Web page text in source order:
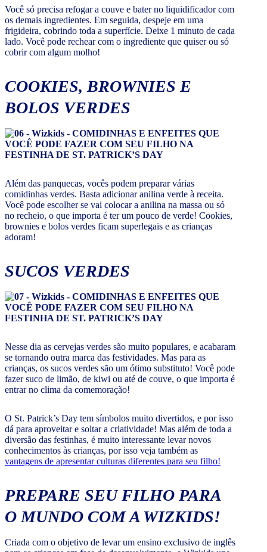
Você só precisa refogar a couve e bater no liquidificador com
os demais ingredientes. Em seguida, despeje em uma
frigideira, cobrindo toda a superfície. Deixe 1 minuto de cada
lado. Você pode rechear com o ingrediente que quiser ou só
cobrir com algum molho!
COOKIES, BROWNIES E
BOLOS VERDES
Além das panquecas, vocês podem preparar várias
comidinhas verdes. Basta adicionar anilina verde à receita.
Você pode escolher se vai colocar a anilina na massa ou só
no recheio, o que importa é ter um pouco de verde! Cookies,
brownies e bolos verdes ficam superlegais e as crianças
adoram!
SUCOS VERDES
Nesse dia as cervejas verdes são muito populares, e acabaram
se tornando outra marca das festividades. Mas para as
crianças, os sucos verdes são um ótimo substituto! Você pode
fazer suco de limão, de kiwi ou até de couve, o que importa é
entrar no clima da comemoração!
O St. Patrick’s Day tem símbolos muito divertidos, e por isso
dá para aproveitar e soltar a criatividade! Mas além de toda a
diversão das festinhas, é muito interessante levar novos
conhecimentos às crianças, por isso veja também as
vantagens de apresentar culturas diferentes para seu filho!
PREPARE SEU FILHO PARA
O MUNDO COM A WIZKIDS!
Criada com o objetivo de levar um ensino exclusivo de inglês